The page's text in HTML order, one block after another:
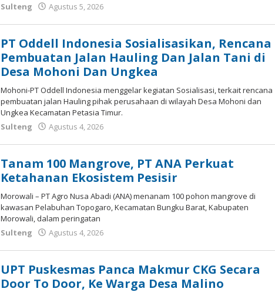
Sulteng
Agustus 5, 2026
PT Oddell Indonesia Sosialisasikan, Rencana
Pembuatan Jalan Hauling Dan Jalan Tani di
Desa Mohoni Dan Ungkea
Mohoni-PT Oddell Indonesia menggelar kegiatan Sosialisasi, terkait rencana
pembuatan jalan Hauling pihak perusahaan di wilayah Desa Mohoni dan
Ungkea Kecamatan Petasia Timur.
Sulteng
Agustus 4, 2026
Tanam 100 Mangrove, PT ANA Perkuat
Ketahanan Ekosistem Pesisir
Morowali – PT Agro Nusa Abadi (ANA) menanam 100 pohon mangrove di
kawasan Pelabuhan Topogaro, Kecamatan Bungku Barat, Kabupaten
Morowali, dalam peringatan
Sulteng
Agustus 4, 2026
UPT Puskesmas Panca Makmur CKG Secara
Door To Door, Ke Warga Desa Malino